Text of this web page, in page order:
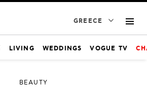
GREECE
LIVING WEDDINGS VOGUE TV
BEAUTY